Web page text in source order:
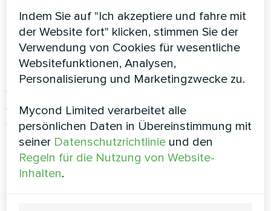
des Unternehmens insgesamt aus
Breite Palette an Produkten
Das Unternehmen bietet eine breite Palette von
Wärmepumpen an, um den Bedürfnissen der
verschiedenen Marktsegmente gerecht zu
werden. Von Standard- bis zu Premiummodellen
kann jeder Kunde leicht das beste Produkt für
seine Bedürfnisse finden, das auf den Markt
zugeschnitten ist.
Indem Sie auf "Ich akzeptiere und fahre mit
der Website fort" klicken, stimmen Sie der
Verwendung von Cookies für wesentliche
Websitefunktionen, Analysen,
Personalisierung und Marketingzwecke zu.
Mycond Limited verarbeitet alle
persönlichen Daten in Übereinstimmung mit
seiner Datenschutzrichtlinie und den
Regeln für die Nutzung von Website-
Inhalten.